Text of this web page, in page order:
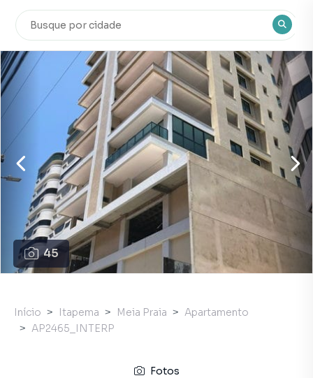
45
Início Itapema Meia Praia
Apartamento
AP2465_INTERP
Fotos